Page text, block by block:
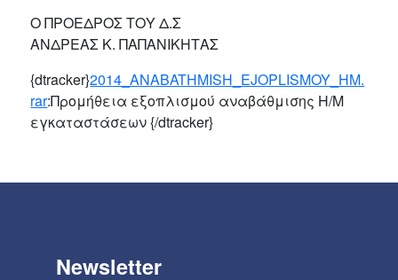
O ΠΡΟΕΔΡΟΣ ΤΟΥ Δ.Σ
ΑΝΔΡΕΑΣ Κ. ΠΑΠΑΝΙΚΗΤΑΣ
{dtracker}2014_ANABATHMISH_EJOPLISMOY_HM.
rar:Προμήθεια εξοπλισμού αναβάθμισης Η/Μ
εγκαταστάσεων {/dtracker}
Newsletter